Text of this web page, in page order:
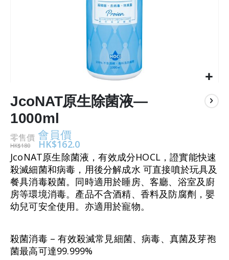
to
the
beginning
the
gallery
JcoNAT原生除菌液—
1000ml
零售價
HK$180
會員價
HK$162.0
JcoNAT原生除菌液，有效成分HOCL，證實能快速
殺滅細菌和病毒，用後分解成水 可直接噴於玩具及
餐具消毒殺菌。同時適用於睡房、客廳、浴室及廚
房等環境消毒。產品不含酒精、香料及防腐劑，嬰
幼兒可安全使用。亦適用於寵物。
殺菌消毒 – 有效殺滅常見細菌、病毒、真菌及芽孢
菌最高可達99.999%